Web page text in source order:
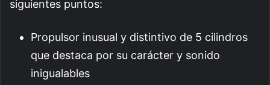
siguientes puntos:
Propulsor inusual y distintivo de 5 cilindros
que destaca por su carácter y sonido
inigualables